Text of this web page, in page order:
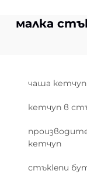
малка
чаша кетчуп
кетчуп в
кетчуп
стъкlenи